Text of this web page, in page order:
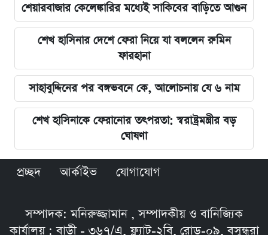
শেয়ারবাজার কেলেঙ্কারির মধ্যেই সাকিবের বাড়িতে আগুন
শেখ হাসিনার দেশে ফেরা নিয়ে যা বললেন রুমিন
ফারহানা
সাহাবুদ্দিনের পর বঙ্গভবনে কে, আলোচনায় যে ৬ নাম
শেখ হাসিনাকে ফেরানোর তৎপরতা: স্বরাষ্ট্রমন্ত্রীর বড়
ঘোষণা
প্রচ্ছদ আর্কাইভ যোগাযোগ
সম্পাদক: মনিরুজ্জামান , সম্পাদকীয় ও বানিজ্যিক
কার্যালয় : বাড়ী - ৩৬৭/এ, ফ্ল্যাট-২বি, রোড়-০৯, বসুন্ধরা